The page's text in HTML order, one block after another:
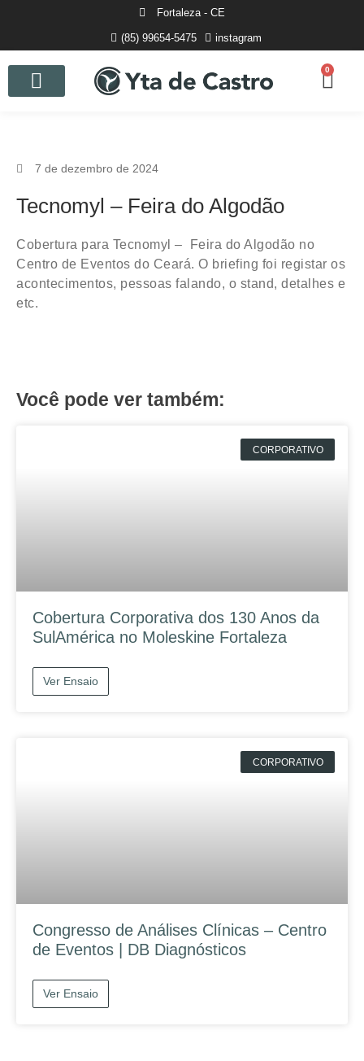
Fortaleza - CE
(85) 99654-5475 instagram
0
7 de dezembro de 2024
Tecnomyl – Feira do Algodão
Cobertura para Tecnomyl – Feira do Algodão no
Centro de Eventos do Ceará. O briefing foi registar os
acontecimentos, pessoas falando, o stand, detalhes e
etc.
Você pode ver também:
CORPORATIVO
Cobertura Corporativa dos 130 Anos da
SulAmérica no Moleskine Fortaleza
Ver Ensaio
CORPORATIVO
Congresso de Análises Clínicas – Centro
de Eventos | DB Diagnósticos
Ver Ensaio